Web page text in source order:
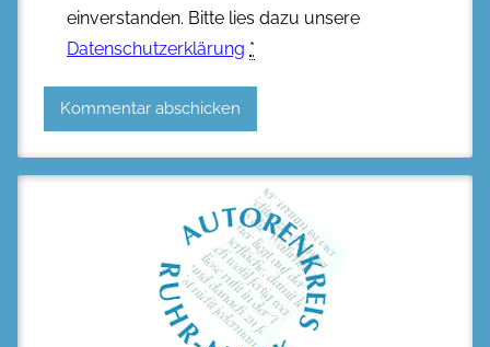
einverstanden. Bitte lies dazu unsere
Datenschutzerklärung *